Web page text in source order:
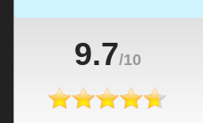
9.7/10